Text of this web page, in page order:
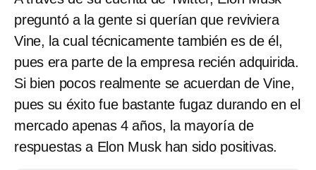
preguntó a la gente si querían que reviviera
Vine, la cual técnicamente también es de él,
pues era parte de la empresa recién adquirida.
Si bien pocos realmente se acuerdan de Vine,
pues su éxito fue bastante fugaz durando en el
mercado apenas 4 años, la mayoría de
respuestas a Elon Musk han sido positivas.